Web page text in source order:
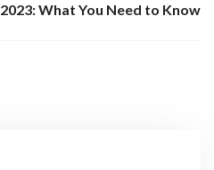
2023: What You Need to Know